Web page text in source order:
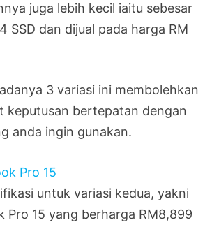
juga lebih kecil iaitu sebesar
SSD dan dijual pada harga RM
3 variasi ini membolehkan
keputusan bertepatan dengan
anda ingin gunakan.
untuk variasi kedua, yakni
Pro 15 yang berharga RM8,899